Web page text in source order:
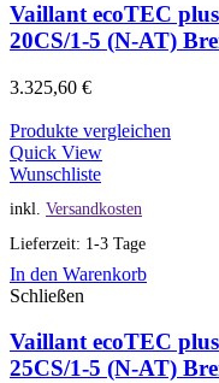
Vaillant ecoTEC
20CS/1-5 (N-AT)
3.325,60 €
Produkte vergleichen
Quick View
Wunschliste
inkl. Versandkosten
Lieferzeit: 1-3 Tage
In den Warenkorb
Schließen
Vaillant ecoTEC
25CS/1-5 (N-AT)